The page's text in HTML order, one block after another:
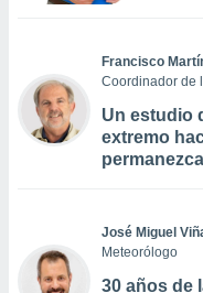
Francisco
Coordinador de
Un estudio
extremo
José Miguel
Meteorólogo
30 años de